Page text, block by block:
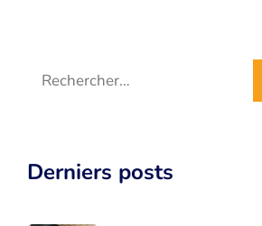
Rechercher :
Derniers posts